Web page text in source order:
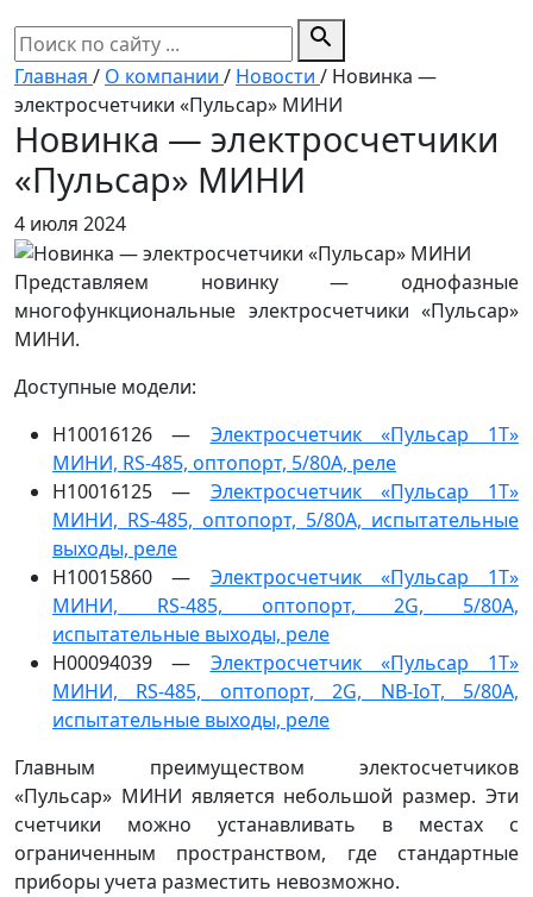
search
Главная / О компании / Новости / Новинка —
электросчетчики «Пульсар» МИНИ
Новинка — электросчетчики
«Пульсар» МИНИ
4 июля 2024
Представляем новинку — однофазные
многофункциональные электросчетчики «Пульсар»
МИНИ.
Доступные модели:
Н10016126 — Электросчетчик «Пульсар 1Т»
МИНИ, RS-485, оптопорт, 5/80A, реле
Н10016125 — Электросчетчик «Пульсар 1Т»
МИНИ, RS-485, оптопорт, 5/80A, испытательные
выходы, реле
Н10015860 — Электросчетчик «Пульсар 1Т»
МИНИ, RS-485, оптопорт, 2G, 5/80A,
испытательные выходы, реле
Н00094039 — Электросчетчик «Пульсар 1Т»
МИНИ, RS-485, оптопорт, 2G, NB-IoT, 5/80A,
испытательные выходы, реле
Главным преимуществом электосчетчиков
«Пульсар» МИНИ является небольшой размер. Эти
счетчики можно устанавливать в местах с
ограниченным пространством, где стандартные
приборы учета разместить невозможно.